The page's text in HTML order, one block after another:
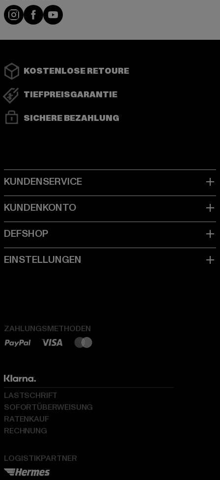
Instagram
FacebookYouTube
KOSTENLOSE RETOURE
TIEFPREISGARANTIE
SICHERE BEZAHLUNG
ZAHLUNGSMETHODEN
LOGISTIKPARTNER
LASTSCHRIFT
SOFORTÜBERWEISUNG
RATENKAUF
RECHNUNG